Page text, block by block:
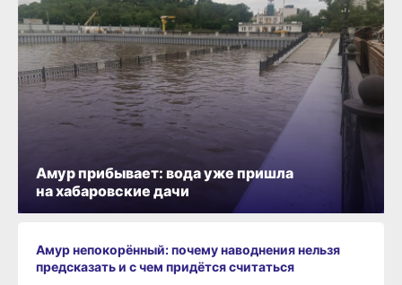
Амур прибывает: вода уже пришла
на хабаровские дачи
Амур непокорённый: почему наводнения нельзя
предсказать и с чем придётся считаться